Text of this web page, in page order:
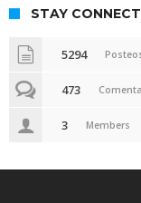
STAY
5294
473
3 Members